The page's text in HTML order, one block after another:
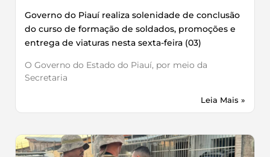
Governo do Piauí realiza solenidade de conclusão
do curso de formação de soldados, promoções e
entrega de viaturas nesta sexta-feira (03)
O Governo do Estado do Piauí, por meio da
Secretaria
Leia Mais »